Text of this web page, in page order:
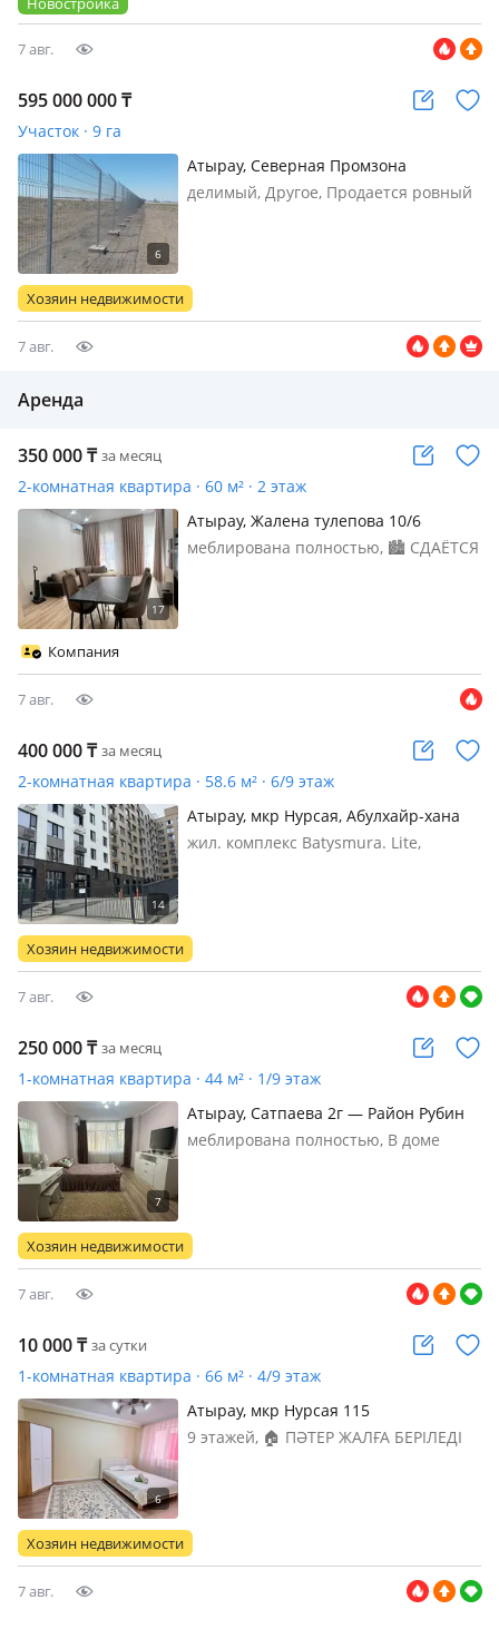
7 авг.
595 000 000₸
Участок · 9 га
Атырау, Северная Промзона
делимый, Другое, Продается ровный
Махамбет. От станции Махамбет и до
участка протянута железнодорожная
Хозяин недвижимости
7 авг.
Аренда
350 000₸ за месяц
2-комнатная квартира · 60 м² · 2 этаж
Атырау, Жалена тулепова 10/6
меблирована полностью, 🏙 СДАЁТСЯ
укомплектована новой мебелью и
Компания
7 авг.
400 000₸ за месяц
2-комнатная квартира · 58.6 м² · 6/9 этаж
Атырау, мкр Нурсая, Абулхайр-хана
69/5 — Рядом есть san dental clinic
жил. комплекс Batysmura. Lite,
срок. Квартира полностью
укомплектована для комфортного
Хозяин недвижимости
7 авг.
250 000₸ за месяц
1-комнатная квартира · 44 м² · 1/9 этаж
Атырау, Сатпаева 2г — Район Рубин
меблирована полностью, В доме
Цена включает ком услуги
Хозяин недвижимости
7 авг.
10 000₸ за сутки
1-комнатная квартира · 66 м² · 4/9 этаж
Атырау, мкр Нурсая 115
9 этажей, 🏠 ПӘТЕР ЖАЛҒА БЕРІЛЕДІ
ЖК Family 💧 Ыстық су, Wi-Fi,
кондиционер, телевизор, таза…
Хозяин недвижимости
7 авг.